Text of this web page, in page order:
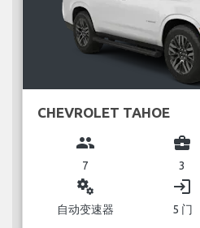
CHEVROLET TAHOE
group
7
business_center
3
miscellaneous_services
自动变速器
login
5 门